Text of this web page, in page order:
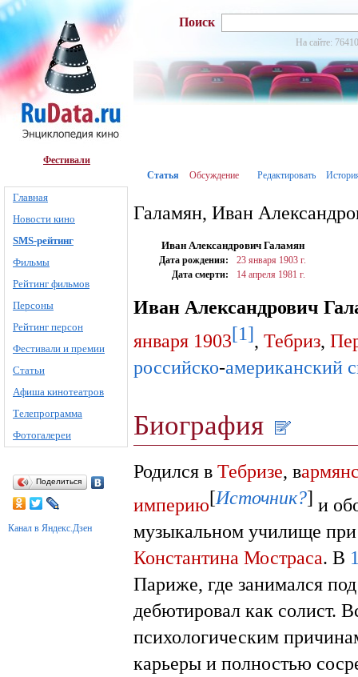
Фестивали
Главная
Новости кино
SMS-рейтинг
Фильмы
Рейтинг фильмов
Персоны
Рейтинг персон
Фестивали и премии
Статьи
Афиша кинотеатров
Телепрограмма
Фотогалереи
Поделиться
Канал в Яндекс.Дзен
Поиск
На сайте:
Статья Обсуждение Редактировать
Галамян, Иван
Иван Александрович Галамян
Дата рождения: 23 января 1903 г.
Дата смерти:
14 апреля 1981 г.
Иван Александрович
января 1903[1], Тебриз,
российско-американский
Биография
Родился в Тебризе, в
империю[Источник?] и
музыкальном училище
Константина Мостраса. В
Париже, где занимался
дебютировал как солист.
психологическим
карьеры и полностью